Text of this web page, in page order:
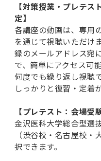
【対策授業・プレテ
定】
各講座の動画は、専用
を通じて視聴いただけ
録のメールアドレス宛
で、簡単にアクセス可
何度でも繰り返し視聴
しっかりと復習・定着
【プレテスト：会場受
金沢医科大学総合型選
（渋谷校・名古屋校
択できます。